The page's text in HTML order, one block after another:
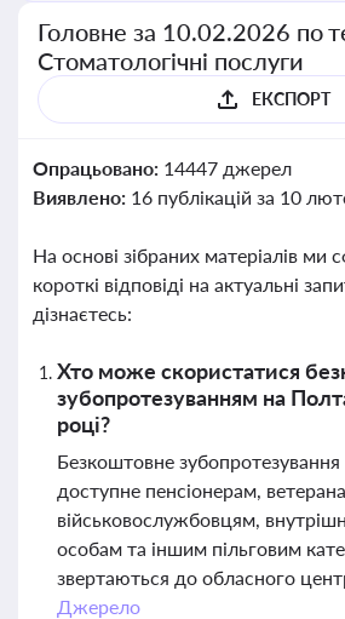
Головне за 10.02.2026 по
Стоматологічні послуги
ЕКСПОРТ
Опрацьовано: 14447 джерел
Виявлено: 16 публікацій за 10
На основі зібраних матеріалів ми
короткі відповіді на актуальні
дізнаєтесь:
Хто може скористатися
зубопротезуванням на
році?
Безкоштовне
доступне пенсіонерам,
військовослужбовцям,
особам та іншим пільговим
звертаються до обласного
Джерело